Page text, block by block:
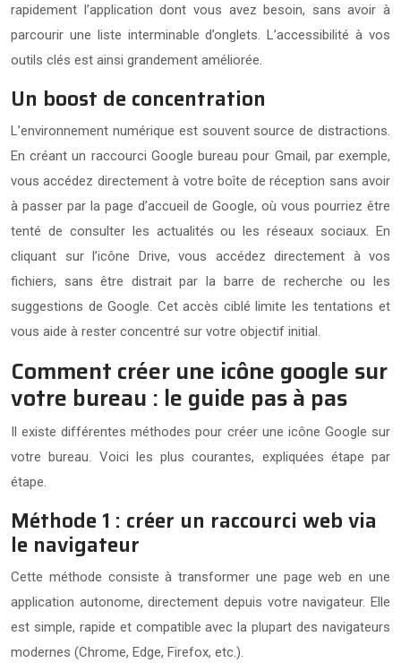
rapidement l’application dont vous avez besoin, sans avoir à
parcourir une liste interminable d’onglets. L’accessibilité à vos
outils clés est ainsi grandement améliorée.
Un boost de concentration
L’environnement numérique est souvent source de distractions.
En créant un raccourci Google bureau pour Gmail, par exemple,
vous accédez directement à votre boîte de réception sans avoir
à passer par la page d’accueil de Google, où vous pourriez être
tenté de consulter les actualités ou les réseaux sociaux. En
cliquant sur l’icône Drive, vous accédez directement à vos
fichiers, sans être distrait par la barre de recherche ou les
suggestions de Google. Cet accès ciblé limite les tentations et
vous aide à rester concentré sur votre objectif initial.
Comment créer une icône google sur
votre bureau : le guide pas à pas
Il existe différentes méthodes pour créer une icône Google sur
votre bureau. Voici les plus courantes, expliquées étape par
étape.
Méthode 1 : créer un raccourci web via
le navigateur
Cette méthode consiste à transformer une page web en une
application autonome, directement depuis votre navigateur. Elle
est simple, rapide et compatible avec la plupart des navigateurs
modernes (Chrome, Edge, Firefox, etc.).